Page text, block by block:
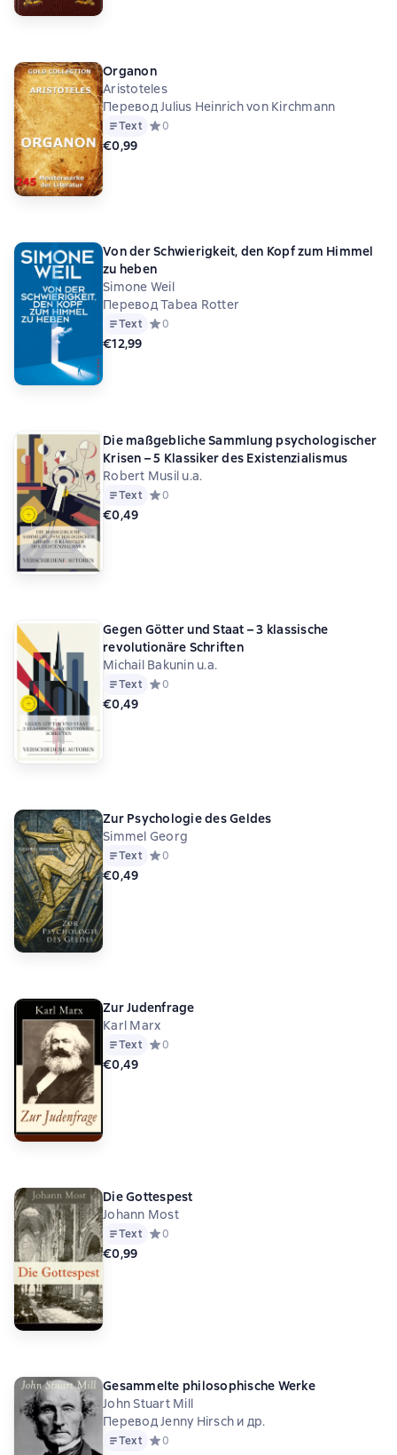
Organon
Aristoteles
Перевод Julius Heinrich von Kirchmann
Text Средний рейтинг 0 на основе 0 оценок
0
€0,99
Von der Schwierigkeit, den Kopf zum Himmel
zu heben
Simone Weil
Перевод Tabea Rotter
Text Средний рейтинг 0 на основе 0 оценок
0
€12,99
Die maßgebliche Sammlung psychologischer
Krisen – 5 Klassiker des Existenzialismus
Robert Musil u.a.
Text Средний рейтинг 0 на основе 0 оценок
0
€0,49
Gegen Götter und Staat – 3 klassische
revolutionäre Schriften
Michail Bakunin u.a.
Text Средний рейтинг 0 на основе 0 оценок
0
€0,49
Zur Psychologie des Geldes
Simmel Georg
Text Средний рейтинг 0 на основе 0 оценок
0
€0,49
Zur Judenfrage
Karl Marx
Text Средний рейтинг 0 на основе 0 оценок
0
€0,49
Die Gottespest
Johann Most
Text Средний рейтинг 0 на основе 0 оценок
0
€0,99
Gesammelte philosophische Werke
John Stuart Mill
Перевод Jenny Hirsch и др.
Text Средний рейтинг 0 на основе 0 оценок
0